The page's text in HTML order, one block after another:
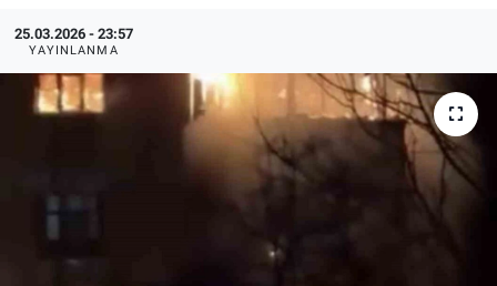
25.03.2026 - 23:57
YAYINLANMA
Haber Arşivi